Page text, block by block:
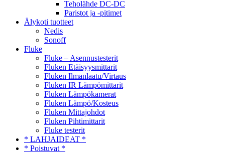
Teholähde DC-DC
Paristot ja -pitimet
Älykoti tuotteet
Nedis
Sonoff
Fluke
Fluke – Asennustesterit
Fluken Etäisyysmittarit
Fluken Ilmanlaatu/Virtaus
Fluken IR Lämpömittarit
Fluken Lämpökamerat
Fluken Lämpö/Kosteus
Fluken Mittajohdot
Fluken Pihtimittarit
Fluke testerit
* LAHJAIDEAT *
* Poistuvat *